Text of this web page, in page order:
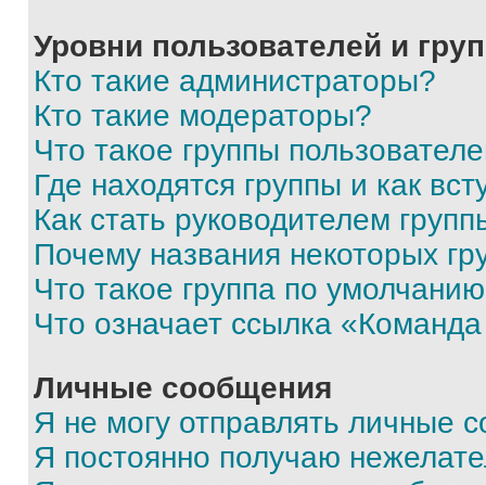
Уровни пользователей и
Кто такие администраторы?
Кто такие модераторы?
Что такое группы
Где находятся группы и как
Как стать руководителем
Почему названия некоторых
Что такое группа по
Что означает ссылка
Личные сообщения
Я не могу отправлять личные
Я постоянно получаю